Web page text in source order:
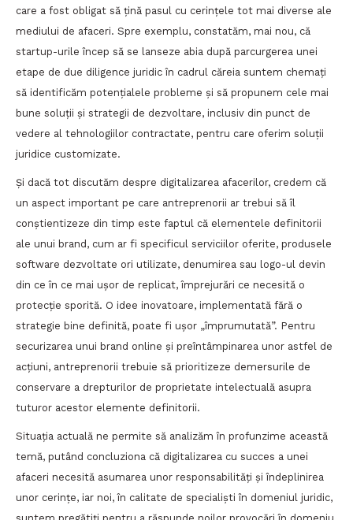
care a fost obligat să țină pasul cu cerințele tot mai diverse ale
mediului de afaceri. Spre exemplu, constatăm, mai nou, că
startup-urile încep să se lanseze abia după parcurgerea unei
etape de due diligence juridic în cadrul căreia suntem chemați
să identificăm potențialele probleme și să propunem cele mai
bune soluții și strategii de dezvoltare, inclusiv din punct de
vedere al tehnologiilor contractate, pentru care oferim soluții
juridice customizate.
Și dacă tot discutăm despre digitalizarea afacerilor, credem că
un aspect important pe care antreprenorii ar trebui să îl
conștientizeze din timp este faptul că elementele definitorii
ale unui brand, cum ar fi specificul serviciilor oferite, produsele
software dezvoltate ori utilizate, denumirea sau logo-ul devin
din ce în ce mai ușor de replicat, împrejurări ce necesită o
protecție sporită. O idee inovatoare, implementată fără o
strategie bine definită, poate fi ușor „împrumutată”. Pentru
securizarea unui brand online și preîntâmpinarea unor astfel de
acțiuni, antreprenorii trebuie să prioritizeze demersurile de
conservare a drepturilor de proprietate intelectuală asupra
tuturor acestor elemente definitorii.
Situația actuală ne permite să analizăm în profunzime această
temă, putând concluziona că digitalizarea cu succes a unei
afaceri necesită asumarea unor responsabilități și îndeplinirea
unor cerințe, iar noi, în calitate de specialiști în domeniul juridic,